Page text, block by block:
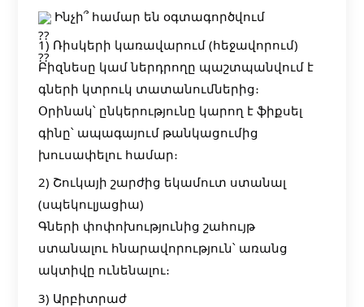
Ինչի՞ համար են օգտագործվում
1) Ռիսկերի կառավարում (հեջավորում)
Բիզնեսը կամ ներդրողը պաշտպանվում է
գների կտրուկ տատանումներից։
Օրինակ՝ ընկերությունը կարող է ֆիքսել
գինը՝ ապագայում թանկացումից
խուսափելու համար։
2) Շուկայի շարժից եկամուտ ստանալ
(սպեկուլյացիա)
Գների փոփոխությունից շահույթ
ստանալու հնարավորություն՝ առանց
ակտիվը ունենալու։
3) Արբիտրաժ